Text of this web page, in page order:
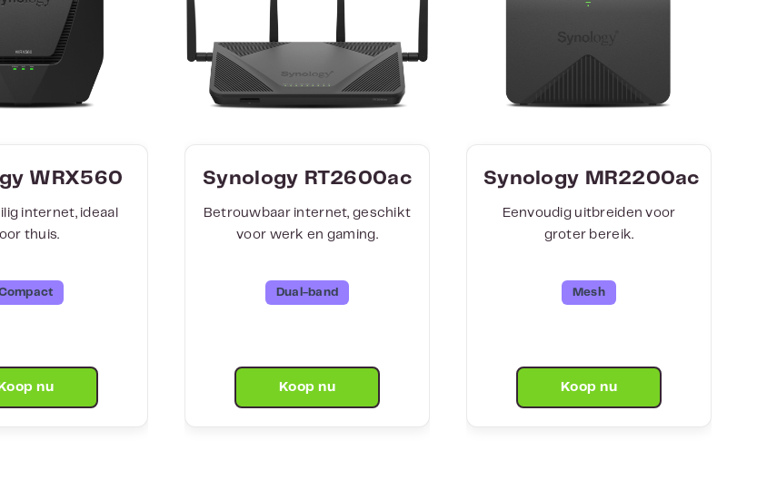
WRX560
internet, ideaal
thuis.
Koop nu
Synology RT2600ac
Betrouwbaar internet, geschikt
voor werk en gaming.
Dual-band
Koop nu
Synology MR2200ac
Eenvoudig uitbreiden voor
groter bereik.
Mesh
Koop nu